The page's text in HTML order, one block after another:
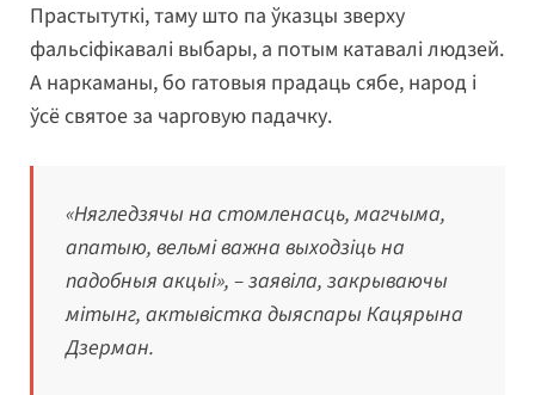
Прастытуткі, таму што па ўказцы зверху
фальсіфікавалі выбары, а потым катавалі людзей.
А наркаманы, бо гатовыя прадаць сябе, народ і
ўсё святое за чарговую падачку.
«Нягледзячы на стомленасць, магчыма,
апатыю, вельмі важна выходзіць на
падобныя акцыі», – заявіла, закрываючы
мітынг, актывістка дыяспары Кацярына
Дзерман.